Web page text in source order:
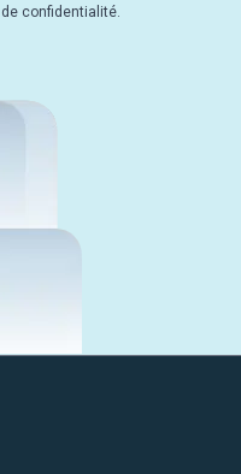
confidentialité.